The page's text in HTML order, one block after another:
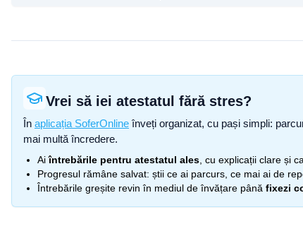
Vrei să iei atestatul fără stres?
În aplicația SoferOnline înveți organizat, cu pași simpli:
mai multă încredere.
Aiîntrebările pentru atestatul ales , cu explicații clare și
Progresul rămâne salvat: știi ce ai parcurs, ce mai ai de
Întrebările greșite revin în mediul de învățare până fixezi